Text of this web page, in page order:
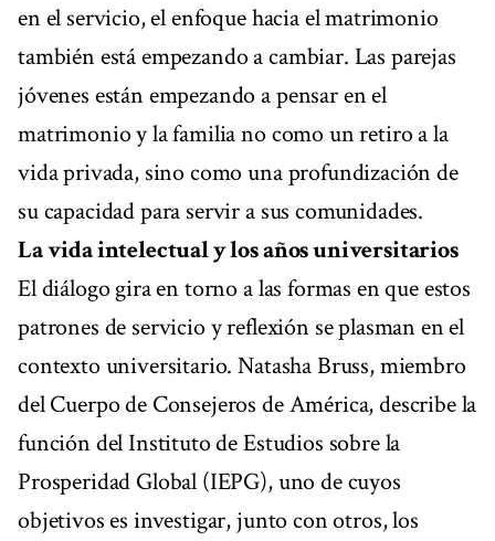
en el servicio, el enfoque hacia el matrimonio
también está empezando a cambiar. Las parejas
jóvenes están empezando a pensar en el
matrimonio y la familia no como un retiro a la
vida privada, sino como una profundización de
su capacidad para servir a sus comunidades.
La vida intelectual y los años universitarios
El diálogo gira en torno a las formas en que estos
patrones de servicio y reflexión se plasman en el
contexto universitario. Natasha Bruss, miembro
del Cuerpo de Consejeros de América, describe la
función del Instituto de Estudios sobre la
Prosperidad Global (IEPG), uno de cuyos
objetivos es investigar, junto con otros, los